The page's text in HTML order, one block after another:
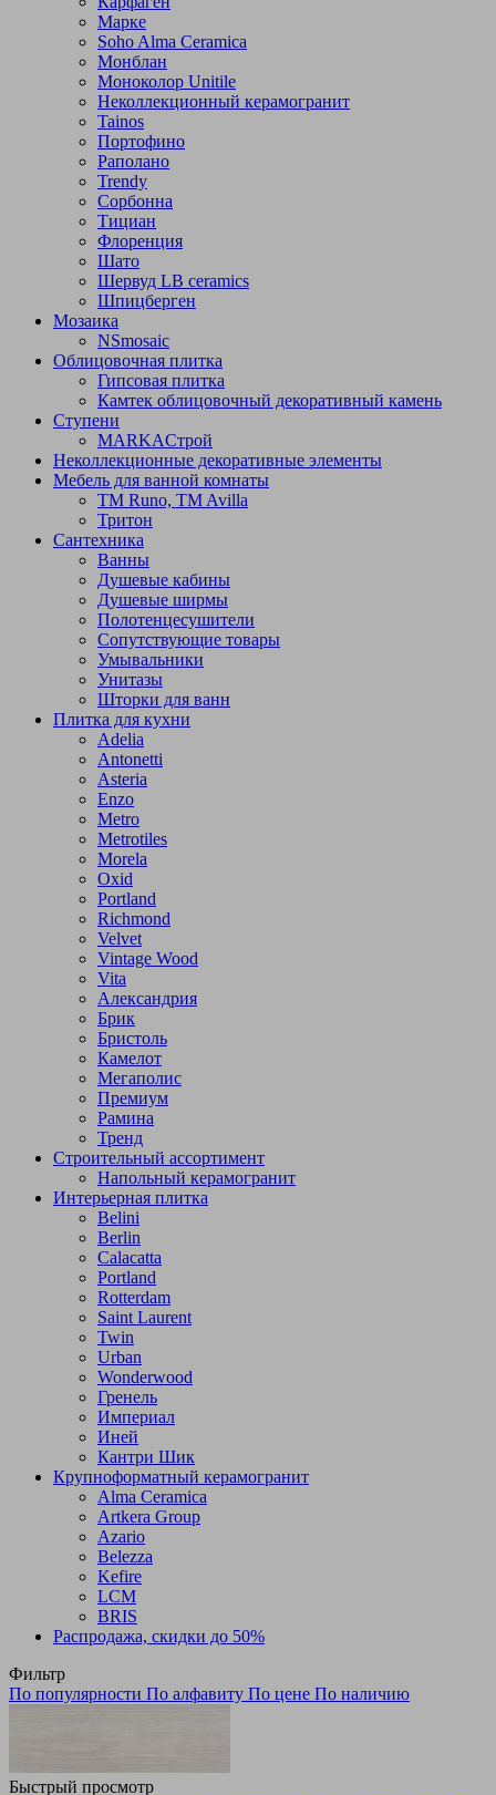
Марке
Soho Alma Ceramica
Монблан
Моноколор Unitile
Неколлекционный керамогранит
Tainos
Портофино
Раполано
Trendy
Сорбонна
Тициан
Флоренция
Шато
Шервуд LB ceramics
Шпицберген
Мозаика
NSmosaic
Облицовочная плитка
Гипсовая плитка
Камтек облицовочный декоративный камень
Ступени
МARKAСтрой
Неколлекционные декоративные элементы
Мебель для ванной комнаты
TM Runo, TM Avilla
Тритон
Сантехника
Ванны
Душевые кабины
Душевые ширмы
Полотенцесушители
Сопутствующие товары
Умывальники
Унитазы
Шторки для ванн
Плитка для кухни
Adelia
Antonetti
Asteria
Enzo
Metro
Metrotiles
Morela
Oxid
Portland
Richmond
Velvet
Vintage Wood
Vita
Александрия
Брик
Бристоль
Камелот
Мегаполис
Премиум
Рамина
Тренд
Строительный ассортимент
Напольный керамогранит
Интерьерная плитка
Belini
Berlin
Calacatta
Portland
Rotterdam
Saint Laurent
Twin
Urban
Wonderwood
Гренель
Империал
Иней
Кантри Шик
Крупноформатный керамогранит
Alma Ceramica
Artkera Group
Azario
Belezza
Kefire
LCM
BRIS
Распродажа, скидки до 50%
Фильтр
По популярности По алфавиту По цене По наличию
Быстрый просмотр